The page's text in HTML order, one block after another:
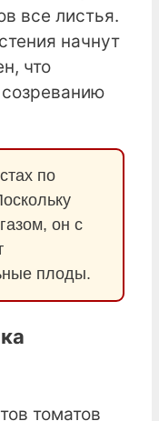
все листья.
начнут
что
по
он с
плоды.